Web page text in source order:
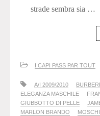
strade sembra sia …
I CAPI PASS PAR TOUT
A/I 2009/2010
ELEGANZA MASCHILE
GIUBBOTTO DI PELLE
MARLON BRANDO